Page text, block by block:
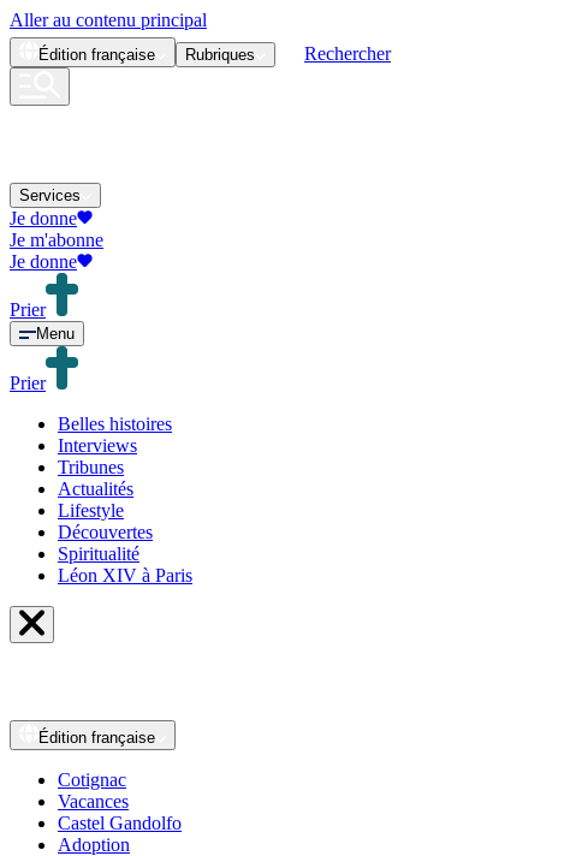
Aller au contenu principal
Édition française Rubriques Rechercher
Services
Je donne
Je m'abonne
Je donne
Prier
Menu
Prier
Belles histoires
Interviews
Tribunes
Actualités
Lifestyle
Découvertes
Spiritualité
Léon XIV à Paris
Édition française
Cotignac
Vacances
Castel Gandolfo
Adoption